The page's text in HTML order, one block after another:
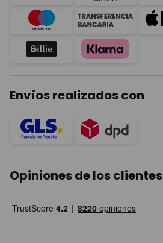
Envíos realizados con
Opiniones de los clientes